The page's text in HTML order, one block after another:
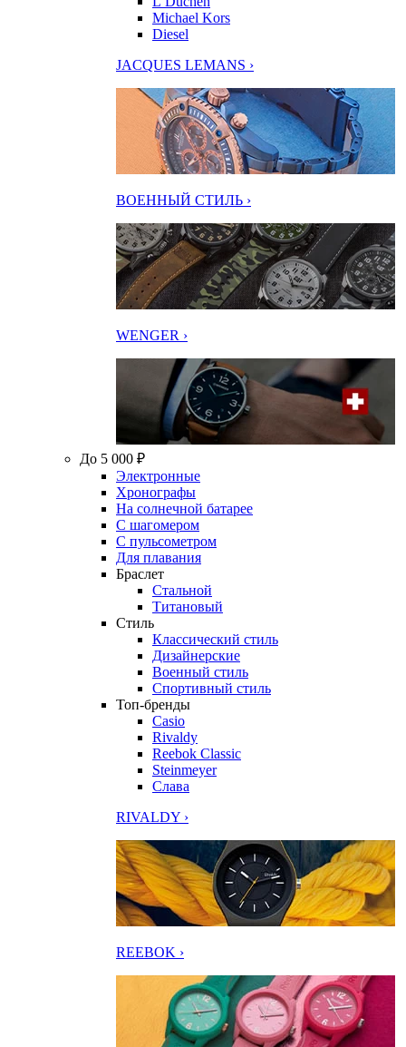
Michael Kors
Diesel
JACQUES LEMANS ›
ВОЕННЫЙ СТИЛЬ ›
WENGER ›
До 5 000 ₽
Электронные
Хронографы
На солнечной батарее
С шагомером
С пульсометром
Для плавания
Браслет
Стальной
Титановый
Стиль
Классический стиль
Дизайнерские
Военный стиль
Спортивный стиль
Топ-бренды
Casio
Rivaldy
Reebok Classic
Steinmeyer
Слава
RIVALDY ›
REEBOK ›